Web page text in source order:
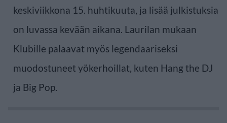
keskiviikkona 15. huhtikuuta, ja lisää julkistuksia
on luvassa kevään aikana. Laurilan mukaan
Klubille palaavat myös legendaariseksi
muodostuneet yökerhoillat, kuten Hang the DJ
ja Big Pop.